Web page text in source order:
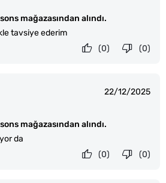
mağazasından alındı.
tavsiye ederim
(0)
(0)
22/12/2025
mağazasından alındı.
da
(0)
(0)